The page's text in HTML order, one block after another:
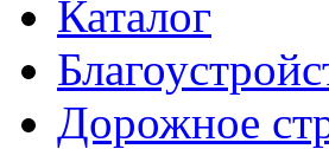
Каталог
Дорожное